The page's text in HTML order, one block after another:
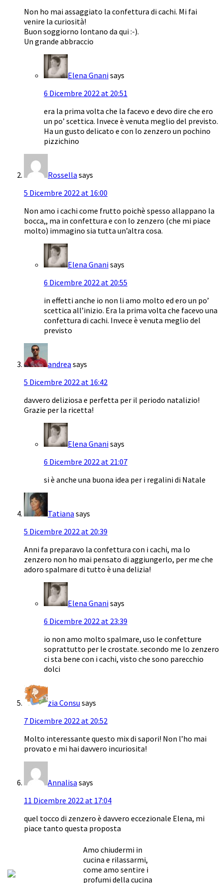
Non ho mai assaggiato la confettura di cachi. Mi fai
venire la curiosità!
Buon soggiorno lontano da qui :-).
Un grande abbraccio
Elena Gnanisays
6 Dicembre 2022 at 20:51
era la prima volta che la facevo e devo dire che ero
un po’ scettica. Invece è venuta meglio del previsto.
Ha un gusto delicato e con lo zenzero un pochino
pizzichino
Rossella says
5 Dicembre 2022 at 16:00
Non amo i cachi come frutto poichè spesso allappano la
bocca,, ma in confettura e con lo zenzero (che mi piace
molto) immagino sia tutta un’altra cosa.
Elena Gnanisays
6 Dicembre 2022 at 20:55
in effetti anche io non li amo molto ed ero un po’
scettica all’inizio. Era la prima volta che facevo una
confettura di cachi. Invece è venuta meglio del
previsto
andrea says
5 Dicembre 2022 at 16:42
davvero deliziosa e perfetta per il periodo natalizio!
Grazie per la ricetta!
Elena Gnanisays
6 Dicembre 2022 at 21:07
si è anche una buona idea per i regalini di Natale
Tatiana says
5 Dicembre 2022 at 20:39
Anni fa preparavo la confettura con i cachi, ma lo
zenzero non ho mai pensato di aggiungerlo, per me che
adoro spalmare di tutto è una delizia!
Elena Gnanisays
6 Dicembre 2022 at 23:39
io non amo molto spalmare, uso le confetture
soprattutto per le crostate. secondo me lo zenzero
ci sta bene con i cachi, visto che sono parecchio
dolci
zia Consu says
7 Dicembre 2022 at 20:52
Molto interessante questo mix di sapori! Non l’ho mai
provato e mi hai davvero incuriosita!
Annalisa says
11 Dicembre 2022 at 17:04
quel tocco di zenzero è davvero eccezionale Elena, mi
piace tanto questa proposta
Amo chiudermi in
cucina e rilassarmi,
come amo sentire i
profumi della cucina